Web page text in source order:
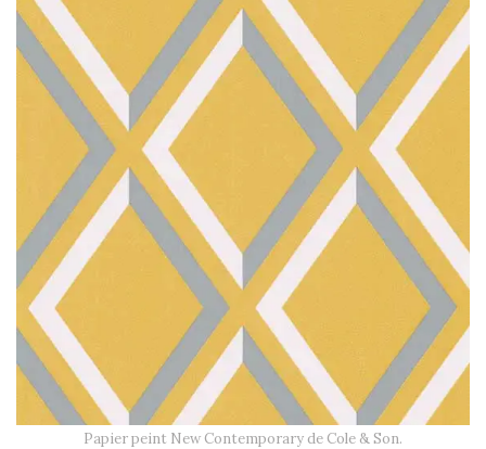
Papier peint New Contemporary de Cole & Son.